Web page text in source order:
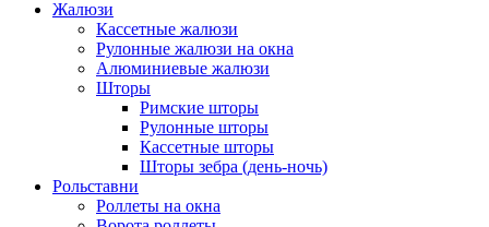
Жалюзи
Кассетные жалюзи
Рулонные жалюзи на окна
Алюминиевые жалюзи
Шторы
Римские шторы
Рулонные шторы
Кассетные шторы
Шторы зебра (день-ночь)
Рольставни
Роллеты на окна